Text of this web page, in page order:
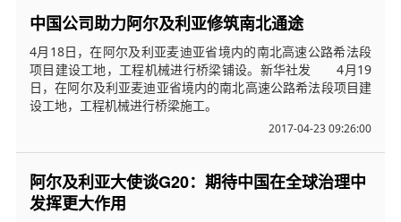
中国公司助力阿尔及利亚修筑南北通途
4月18日，在阿尔及利亚麦迪亚省境内的南北高速公路希法段
项目建设工地，工程机械进行桥梁铺设。新华社发 4月19
日，在阿尔及利亚麦迪亚省境内的南北高速公路希法段项目建
设工地，工程机械进行桥梁施工。
2017-04-23 09:26:00
阿尔及利亚大使谈G20：期待中国在全球治理中
发挥更大作用